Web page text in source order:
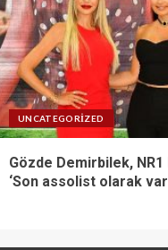
UNCATEGORIZED
Gözde Demirbilek, NR1
‘Son assolist olarak var